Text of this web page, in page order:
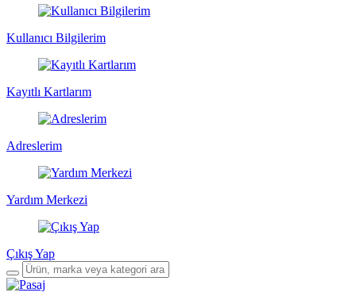
Kullanıcı Bilgilerim
Kayıtlı Kartlarım
Adreslerim
Yardım Merkezi
Çıkış Yap